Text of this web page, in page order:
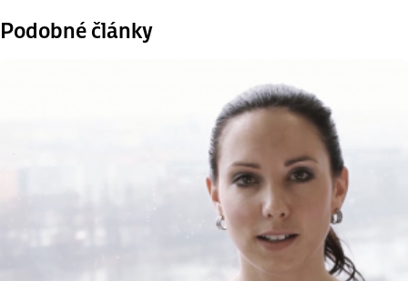
Podobné články